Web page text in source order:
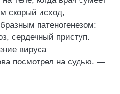
скорый исход,
патеногенезом:
сердечный приступ.
вируса
посмотрел на судью. —